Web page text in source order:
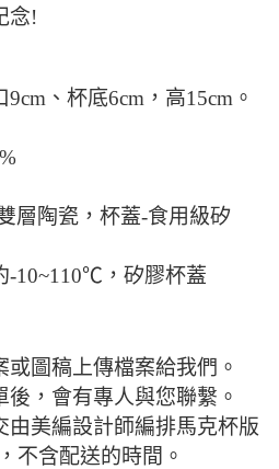
念!
、杯底6cm，高15cm。
層陶瓷，杯蓋-食用級矽
-10~110℃，矽膠杯蓋
圖稿上傳檔案給我們。
後，會有專人與您聯繫。
由美編設計師編排馬克杯版
不含配送的時間。